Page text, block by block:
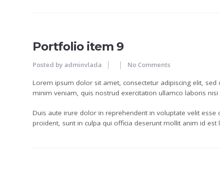
Portfolio item 9
Posted by adminvlada No Comments
Lorem ipsum dolor sit amet, consectetur adipiscing elit,
minim veniam, quis nostrud exercitation ullamco laboris
Duis aute irure dolor in reprehenderit in voluptate velit
proident, sunt in culpa qui officia deserunt mollit anim id est